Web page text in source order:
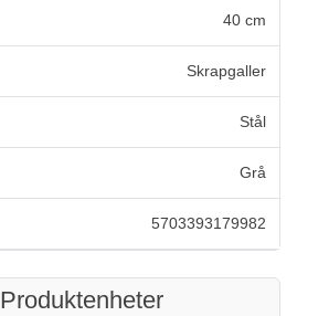
40 cm
Skrapgaller
Stål
Grå
5703393179982
Produktenheter